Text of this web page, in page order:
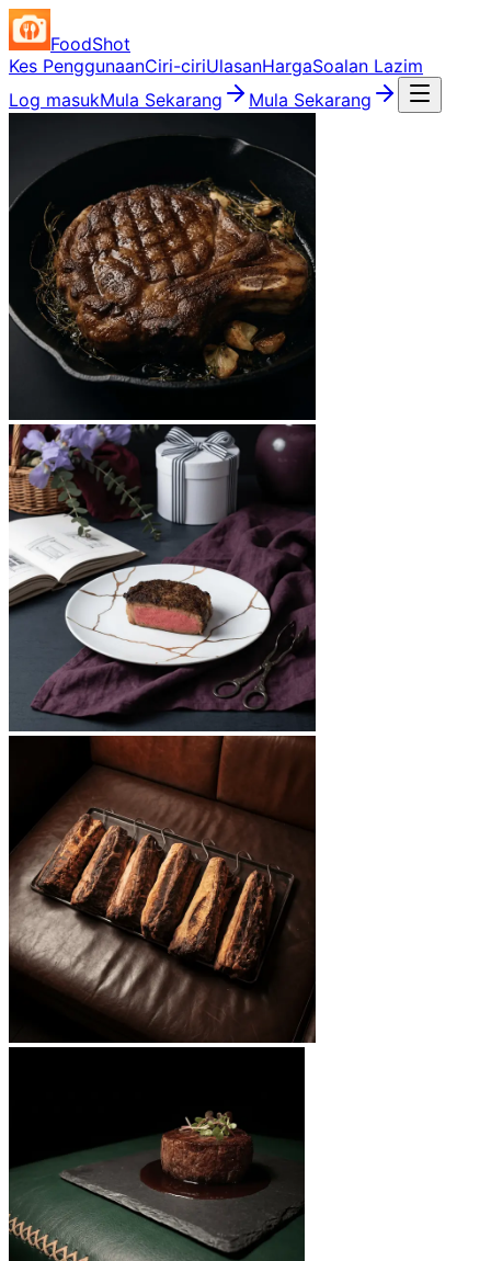
FoodShot
Kes PenggunaanCiri-ciriUlasanHargaSoalan Lazim
Log masukMula Sekarang Mula Sekarang